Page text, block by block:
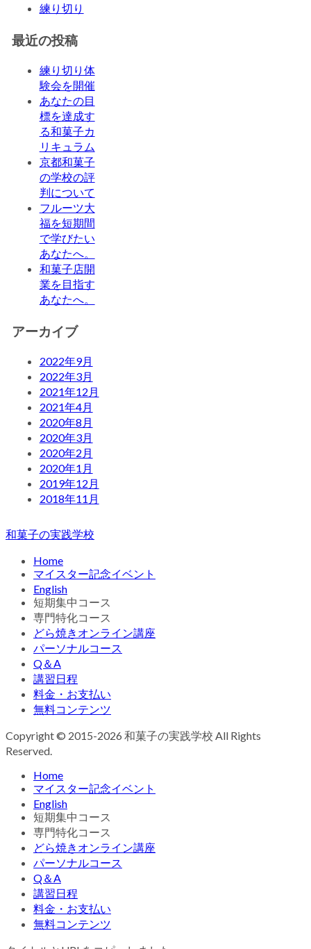
練り切り
最近の投稿
練り切り体
験会を開催
あなたの目
標を達成す
る和菓子カ
リキュラム
京都和菓子
の学校の評
判について
フルーツ大
福を短期間
で学びたい
あなたへ。
和菓子店開
業を目指す
あなたへ。
アーカイブ
2022年9月
2022年3月
2021年12月
2021年4月
2020年8月
2020年3月
2020年2月
2020年1月
2019年12月
2018年11月
和菓子の実践学校
Home
マイスター記念イベント
English
短期集中コース
専門特化コース
どら焼きオンライン講座
パーソナルコース
Q＆A
講習日程
料金・お支払い
無料コンテンツ
Copyright © 2015-2026 和菓子の実践学校 All Rights
Reserved.
Home
マイスター記念イベント
English
短期集中コース
専門特化コース
どら焼きオンライン講座
パーソナルコース
Q＆A
講習日程
料金・お支払い
無料コンテンツ